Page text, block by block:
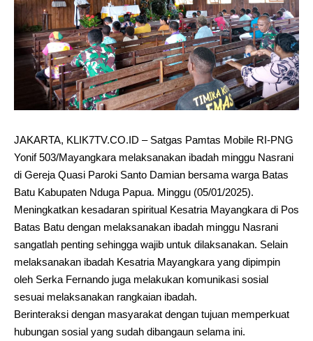
JAKARTA, KLIK7TV.CO.ID – Satgas Pamtas Mobile RI-PNG
Yonif 503/Mayangkara melaksanakan ibadah minggu Nasrani
di Gereja Quasi Paroki Santo Damian bersama warga Batas
Batu Kabupaten Nduga Papua. Minggu (05/01/2025).
Meningkatkan kesadaran spiritual Kesatria Mayangkara di Pos
Batas Batu dengan melaksanakan ibadah minggu Nasrani
sangatlah penting sehingga wajib untuk dilaksanakan. Selain
melaksanakan ibadah Kesatria Mayangkara yang dipimpin
oleh Serka Fernando juga melakukan komunikasi sosial
sesuai melaksanakan rangkaian ibadah.
Berinteraksi dengan masyarakat dengan tujuan memperkuat
hubungan sosial yang sudah dibangaun selama ini.